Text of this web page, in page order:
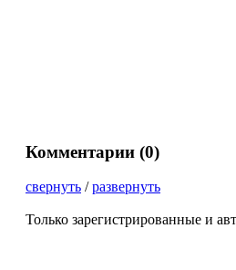
Комментарии (0)
свернуть /развернуть
Только зарегистрированные и